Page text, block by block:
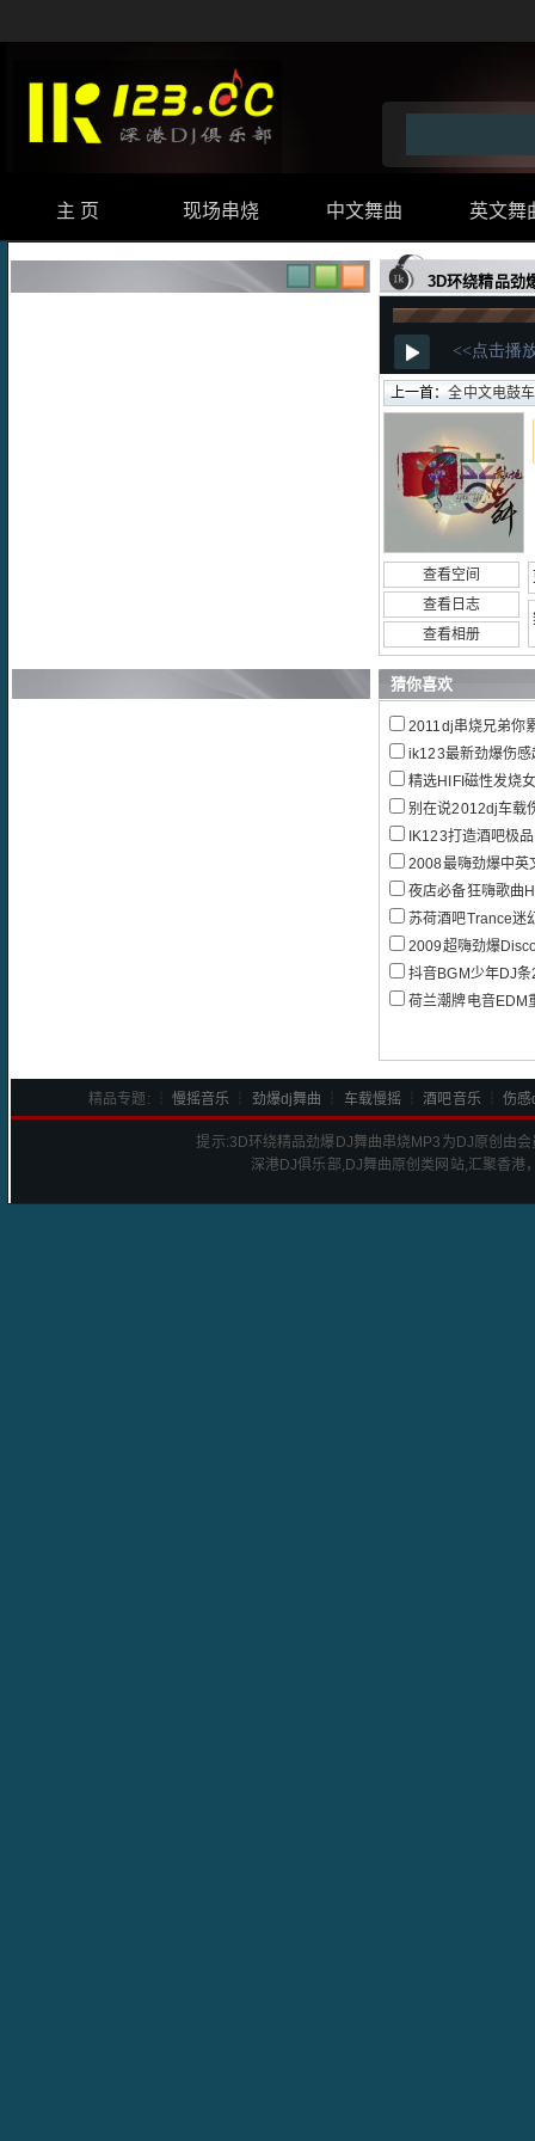
主 页 现场串烧 中文舞曲 英文舞
3D环绕精品劲
上一首：全中文电鼓
查看空间
查看日志
查看相册
猜你喜欢
2011dj串烧兄弟你
ik123最新劲爆伤
精选HIFI磁性发烧女声
别在说2012dj车载
IK123打造酒吧极
2008最嗨劲爆中英
夜店必备狂嗨歌曲
苏荷酒吧Trance迷
2009超嗨劲爆Disco
抖音BGM少年DJ
荷兰潮牌电音EDM重
精品专题: ┆ 慢摇音乐 劲爆dj舞曲 车载慢摇 ┆酒吧音乐┆伤感
提示:3D环绕精品劲爆DJ舞曲串烧MP3为DJ原创由
深港DJ俱乐部,DJ舞曲原创类网站,汇聚香港